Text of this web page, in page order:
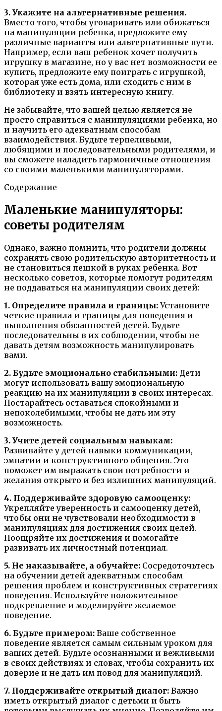
3. Укажите на альтернативные решения.
Вместо того, чтобы уговаривать или обижаться
на манипуляции ребенка, предложите ему
различные варианты или альтернативные пути.
Например, если ваш ребенок хочет получить
игрушку в магазине, но у вас нет возможности ее
купить, предложите ему поиграть с игрушкой,
которая уже есть дома, или сходить с ним в
библиотеку и взять интересную книгу.
Не забывайте, что вашей целью является не
просто справиться с манипуляциями ребенка, но
и научить его адекватным способам
взаимодействия. Будьте терпеливыми,
любящими и последовательными родителями, и
вы сможете наладить гармоничные отношения
со своими маленькими манипуляторами.
Содержание
Маленькие манипуляторы:
советы родителям
Однако, важно помнить, что родители должны
сохранять свою родительскую авторитетность и
не становиться пешкой в руках ребенка. Вот
несколько советов, которые помогут родителям
не поддаваться на манипуляции своих детей:
1. Определите правила и границы: Установите
четкие правила и границы для поведения и
выполнения обязанностей детей. Будьте
последовательны в их соблюдении, чтобы не
давать детям возможность манипулировать
вами.
2. Будьте эмоционально стабильными: Дети
могут использовать вашу эмоциональную
реакцию на их манипуляции в своих интересах.
Постарайтесь оставаться спокойными и
непоколебимыми, чтобы не дать им эту
возможность.
3. Учите детей социальным навыкам:
Развивайте у детей навыки коммуникации,
эмпатии и конструктивного общения. Это
поможет им выражать свои потребности и
желания открыто и без излишних манипуляций.
4. Поддерживайте здоровую самооценку:
Укрепляйте уверенность и самооценку детей,
чтобы они не чувствовали необходимости в
манипуляциях для достижения своих целей.
Поощряйте их достижения и помогайте
развивать их личностный потенциал.
5. Не наказывайте, а обучайте: Сосредоточьтесь
на обучении детей адекватным способам
решения проблем и конструктивных стратегиях
поведения. Используйте положительное
подкрепление и моделируйте желаемое
поведение.
6. Будьте примером: Ваше собственное
поведение является самым сильным уроком для
ваших детей. Будьте осознанными и вежливыми
в своих действиях и словах, чтобы сохранить их
доверие и не дать им повод для манипуляций.
7. Поддерживайте открытый диалог: Важно
иметь открытый диалог с детьми и быть